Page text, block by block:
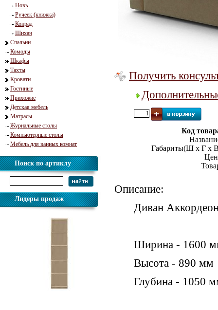
Новь
Ручеек (книжка)
Конрад
Шихан
Спальни
Комоды
Шкафы
Тахты
Кровати
Гостиные
Прихожие
Детская мебель
Матрасы
Журнальные столы
Компьютерные столы
Мебель для ванных комнат
Поиск по артиклу
Лидеры продаж
Получить
Код
Габариты(Ш х Г х
Описание:
Диван
Ширина - 1600
Высота - 890 мм
Глубина - 1050